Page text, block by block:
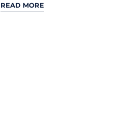
READ MORE